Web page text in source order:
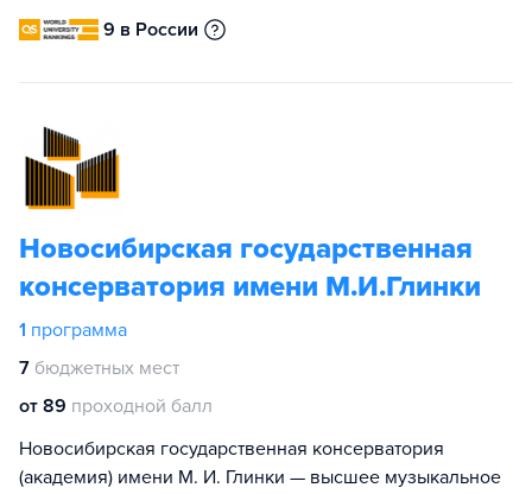
9 в России
Новосибирская государственная
консерватория имени М.И.Глинки
1 программа
7 бюджетных мест
от 89 проходной балл
Новосибирская государственная консерватория
(академия) имени М. И. Глинки — высшее музыкальное